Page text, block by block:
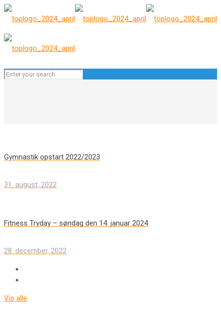
Gymnastik opstart 2022/2023
31. august, 2022
Fitness Tryday – søndag den 14. januar 2024
28. december, 2022
Vis alle